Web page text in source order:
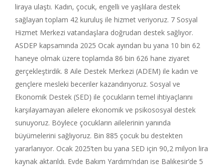
liraya ulaştı. Kadın, çocuk, engelli ve yaşlılara destek
sağlayan toplam 42 kuruluş ile hizmet veriyoruz. 7 Sosyal
Hizmet Merkezi vatandaşlara doğrudan destek sağlıyor.
ASDEP kapsamında 2025 Ocak ayından bu yana 10 bin 62
haneye olmak üzere toplamda 86 bin 626 hane ziyaret
gerçekleştirdik. 8 Aile Destek Merkezi (ADEM) ile kadın ve
gençlere mesleki beceriler kazandırıyoruz. Sosyal ve
Ekonomik Destek (SED) ile çocukların temel ihtiyaçlarını
karşılayamayan ailelere ekonomik ve psikososyal destek
sunuyoruz. Böylece çocukların ailelerinin yanında
büyümelerini sağlıyoruz. Bin 885 çocuk bu destekten
yararlanıyor. Ocak 2025’ten bu yana SED için 90,2 milyon lira
kaynak aktarıldı. Evde Bakım Yardımı’ndan ise Balıkesir’de 5